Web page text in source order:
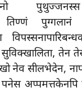
तिण्णं
तेन
नेव सीलभेदेन,
अप्पमत्तकेनपि